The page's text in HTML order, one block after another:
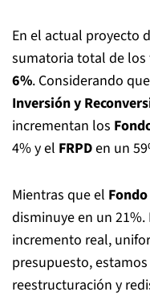
En el actual proyecto
sumatoria total de los
6%. Considerando
Inversión y
incrementan los
4% y el FRPDen un
Mientras que el
disminuye en un
incremento real,
presupuesto,
reestructuración y